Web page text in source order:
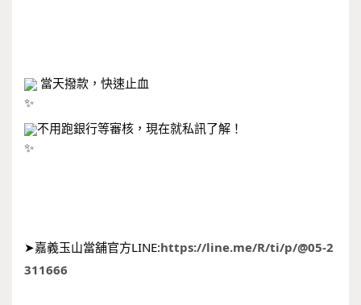
當天撥款，快速止血
不用跑銀行等審核，現在就私訊了解！
➤嘉義玉山當舖官方LINE:https://line.me/R/ti/p/@05-2
311666